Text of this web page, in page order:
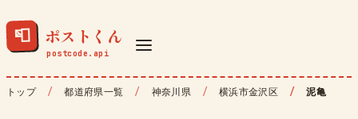
📮 ポストくん
トップ 都道府県一覧 神奈川県 横浜市金沢区 泥亀